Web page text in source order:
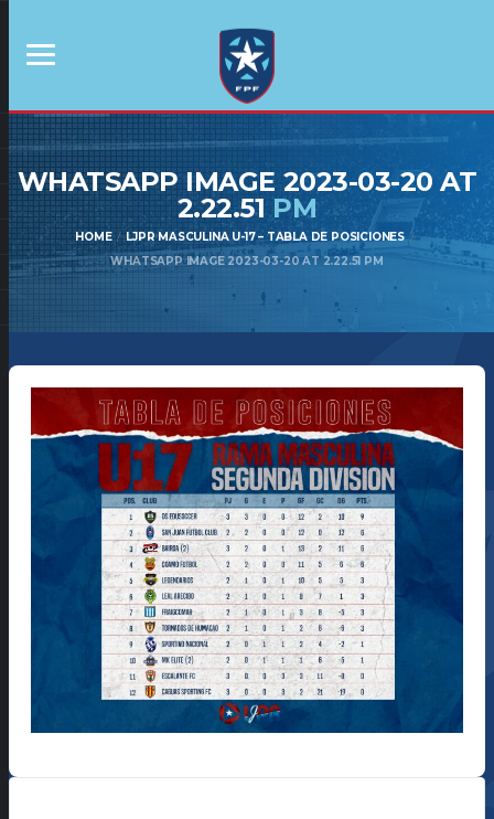
WHATSAPP IMAGE 2023-03-20 AT
2.22.51PM
HOME
LJPR MASCULINA U-17 – TABLA DE POSICIONES
WHATSAPP IMAGE 2023-03-20 AT 2.22.51 PM